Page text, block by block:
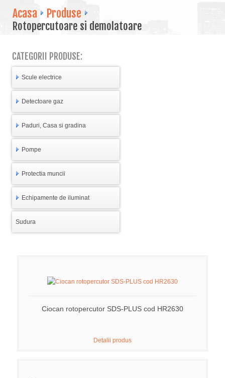
Acasa Produse
Rotopercutoare si demolatoare
CATEGORII PRODUSE:
Scule electrice
Detectoare gaz
Paduri, Casa si gradina
Pompe
Protectia muncii
Echipamente de iluminat
Sudura
Ciocan rotopercutor SDS-PLUS cod HR2630
Detalii produs